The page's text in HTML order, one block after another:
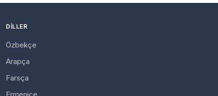
DILLER
Özbekçe
Arapça
Farsça